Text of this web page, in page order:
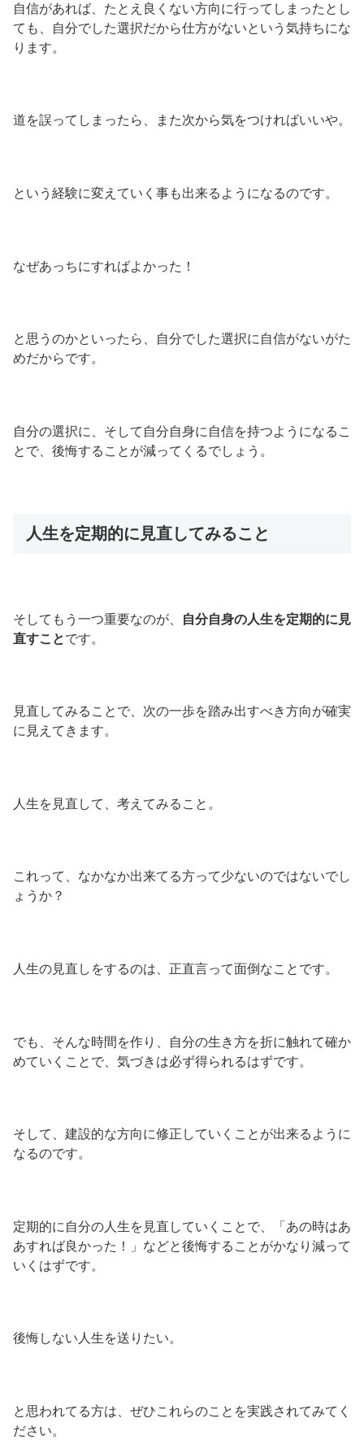
自信があれば、たとえ良くない方向に行ってしまったとし
ても、自分でした選択だから仕方がないという気持ちにな
ります。
道を誤ってしまったら、また次から気をつければいいや。
という経験に変えていく事も出来るようになるのです。
なぜあっちにすればよかった！
と思うのかといったら、自分でした選択に自信がないがた
めだからです。
自分の選択に、そして自分自身に自信を持つようになるこ
とで、後悔することが減ってくるでしょう。
人生を定期的に見直してみること
そしてもう一つ重要なのが、
自分自身の人生を定期的に見
直すことです。
見直してみることで、次の一歩を踏み出すべき方向が確実
に見えてきます。
人生を見直して、考えてみること。
これって、なかなか出来てる方って少ないのではないでし
ょうか？
人生の見直しをするのは、正直言って面倒なことです。
でも、そんな時間を作り、自分の生き方を折に触れて確か
めていくことで、気づきは必ず得られるはずです。
そして、建設的な方向に修正していくことが出来るように
なるのです。
定期的に自分の人生を見直していくことで、「あの時はあ
あすれば良かった！」などと後悔することがかなり減って
いくはずです。
後悔しない人生を送りたい。
と思われてる方は、ぜひこれらのことを実践されてみてく
ださい。